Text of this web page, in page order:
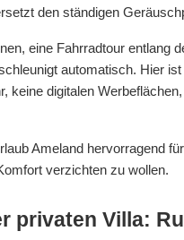
den ständigen
eine Fahrradtour entlang
automatisch. Hier
keine digitalen
Ameland hervorragend
verzichten zu wollen.
privaten Villa: